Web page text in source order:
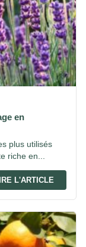
en
plus utilisés
riche en...
L'ARTICLE